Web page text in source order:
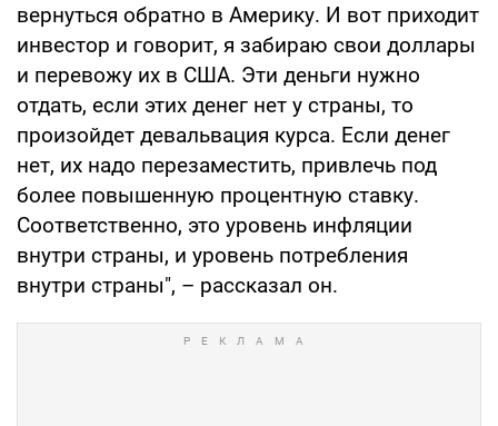
вернуться обратно в Америку. И вот приходит
инвестор и говорит, я забираю свои доллары
и перевожу их в США. Эти деньги нужно
отдать, если этих денег нет у страны, то
произойдет девальвация курса. Если денег
нет, их надо перезаместить, привлечь под
более повышенную процентную ставку.
Соответственно, это уровень инфляции
внутри страны, и уровень потребления
внутри страны", – рассказал он.